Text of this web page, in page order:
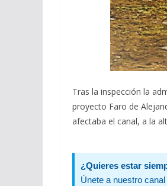
Tras la inspección la
proyecto Faro de
afectaba el canal, a la
¿Quieres estar
Únete a nuestro